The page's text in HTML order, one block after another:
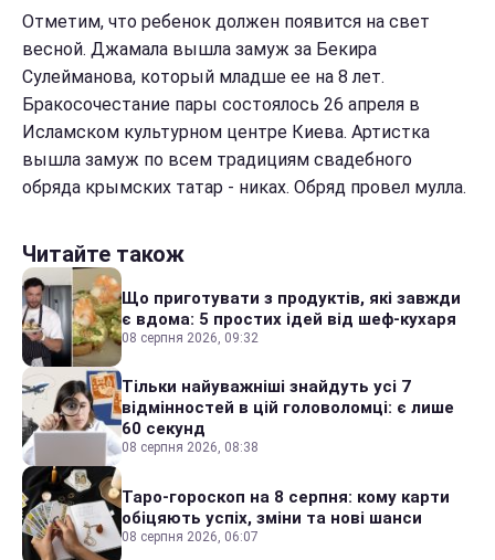
Отметим, что ребенок должен появится на свет
весной. Джамала вышла замуж за Бекира
Сулейманова, который младше ее на 8 лет.
Бракосочестание пары состоялось 26 апреля в
Исламском культурном центре Киева. Артистка
вышла замуж по всем традициям свадебного
обряда крымских татар - никах. Обряд провел мулла.
Читайте також
Що приготувати з продуктів, які завжди
є вдома: 5 простих ідей від шеф-кухаря
08 серпня 2026, 09:32
Тільки найуважніші знайдуть усі 7
відмінностей в цій головоломці: є лише
60 секунд
08 серпня 2026, 08:38
Таро-гороскоп на 8 серпня: кому карти
обіцяють успіх, зміни та нові шанси
08 серпня 2026, 06:07